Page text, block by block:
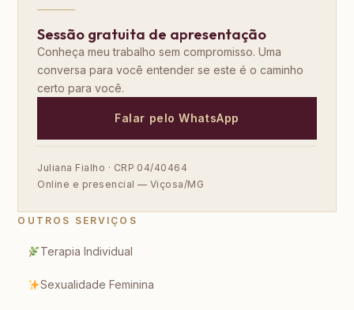
Sessão gratuita de apresentação
Conheça meu trabalho sem compromisso. Uma
conversa para você entender se este é o caminho
certo para você.
Falar pelo WhatsApp
Juliana Fialho · CRP 04/40464
Online e presencial — Viçosa/MG
OUTROS SERVIÇOS
Terapia Individual
Sexualidade Feminina